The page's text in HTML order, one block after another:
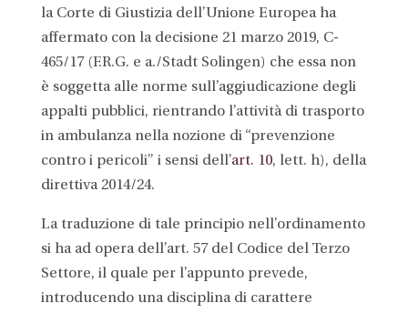
la Corte di Giustizia dell’Unione Europea ha
affermato con la decisione 21 marzo 2019, C-
465/17 (F.R.G. e a./Stadt Solingen) che essa non
è soggetta alle norme sull’aggiudicazione degli
appalti pubblici, rientrando l’attività di trasporto
in ambulanza nella nozione di “prevenzione
contro i pericoli” i sensi dell’art. 10, lett. h), della
direttiva 2014/24.
La traduzione di tale principio nell’ordinamento
si ha ad opera dell’art. 57 del Codice del Terzo
Settore, il quale per l’appunto prevede,
introducendo una disciplina di carattere